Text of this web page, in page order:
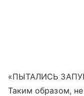
«ПЫТАЛИСЬ
Таким образом,